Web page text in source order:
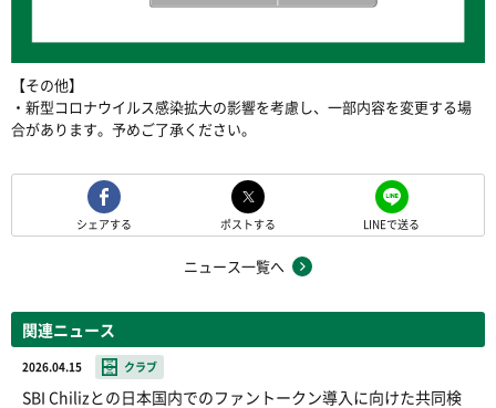
【その他】
・新型コロナウイルス感染拡大の影響を考慮し、一部内容を変更する場
合があります。予めご了承ください。
シェアする ポストする LINEで送る
ニュース一覧へ
関連ニュース
2026.04.15 クラブ
SBI Chilizとの日本国内でのファントークン導入に向けた共同検